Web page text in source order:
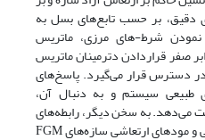
دقیق، بر حسب تابع‌های بسل به
شرط-های مرزی، ماتریس
صفر قراردادن دترمینان ماتریس
دسترس قرار می‌گیرد. پاسخ‌های
طبیعی سیستم و به دنبال آن،
می‌دهد. به سخن دیگر، رابطه‌های
صریحی برای یافتن فرکانس طبیعی و مودهای ارتعاشی سازه‌های FGM